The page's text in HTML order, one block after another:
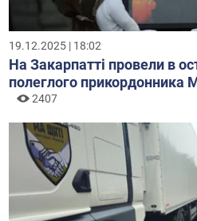
19.12.2025 | 18:02
На Закарпатті провели в
полеглого прикордонника
2407